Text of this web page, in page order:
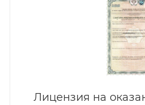
Лицензия на